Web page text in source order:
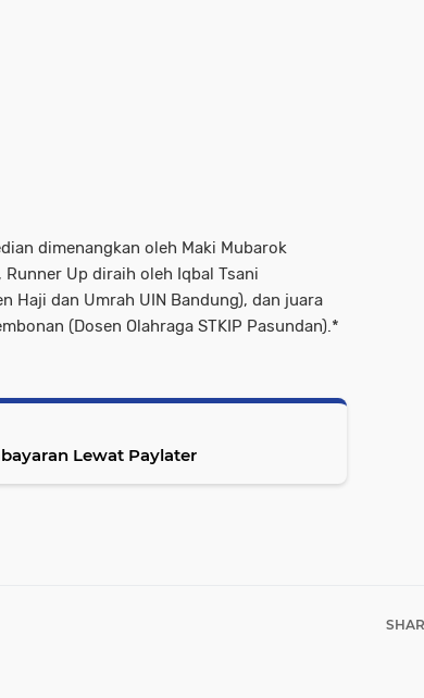
dimenangkan oleh Maki Mubarok
Up diraih oleh Iqbal Tsani
Haji dan Umrah UIN Bandung), dan juara
(Dosen Olahraga STKIP Pasundan).*
Lewat Paylater